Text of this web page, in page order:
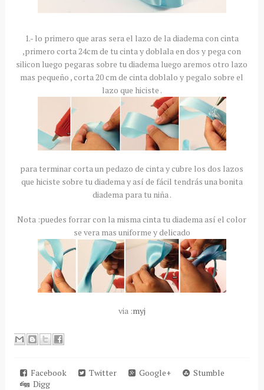
1.- lo primero que aras sera el lazo de la diadema con cinta
,primero corta 24cm de tu cinta y doblala en dos y pega con
silicon luego pegaras sobre tu diadema luego aremos otro lazo
mas pequeño , corta 20 cm de cinta doblalo y pegalo sobre el
lazo que hiciste .
para terminar corta un pedazo de cinta y cubre los dos lazos
que hiciste sobre tu diadema y así de fácil tendrás una bonita
diadema para tu niña .
Nota :puedes forrar con la misma cinta tu diadema así el color
se vera mas uniforme y delicado
via :myj
Facebook Twitter Google+
Stumble
Digg